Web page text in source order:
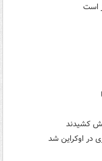
است
کشیدند
در اوکراین شد